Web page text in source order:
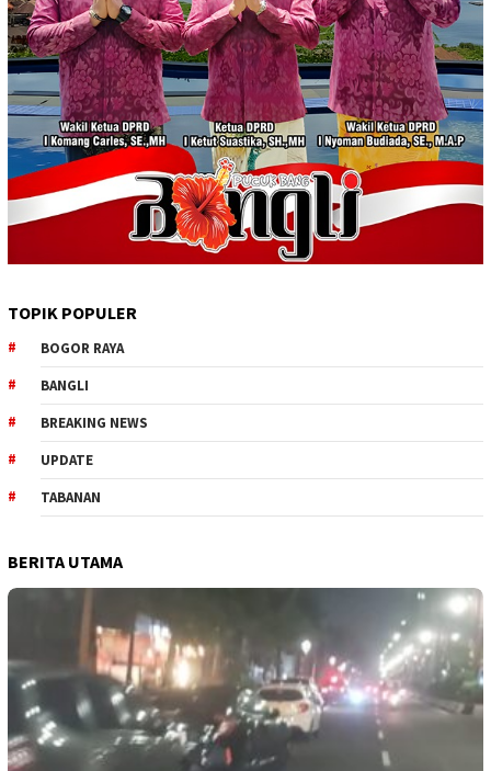
TOPIK POPULER
BOGOR RAYA
BANGLI
BREAKING NEWS
UPDATE
TABANAN
BERITA UTAMA